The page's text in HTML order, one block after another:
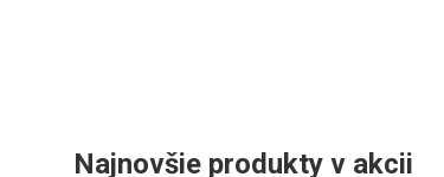
Najnovšie produkty v akcii